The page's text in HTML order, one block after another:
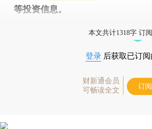
等投资信息。
本文共计1318字 订
登录 后获取已订
财新通会员
可畅读全文
订